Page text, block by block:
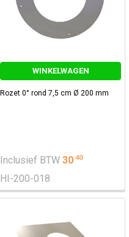
WINKELWAGEN
Rozet 0° rond 7,5 cm Ø 200 mm
Inclusief BTW 30 40
HI-200-018